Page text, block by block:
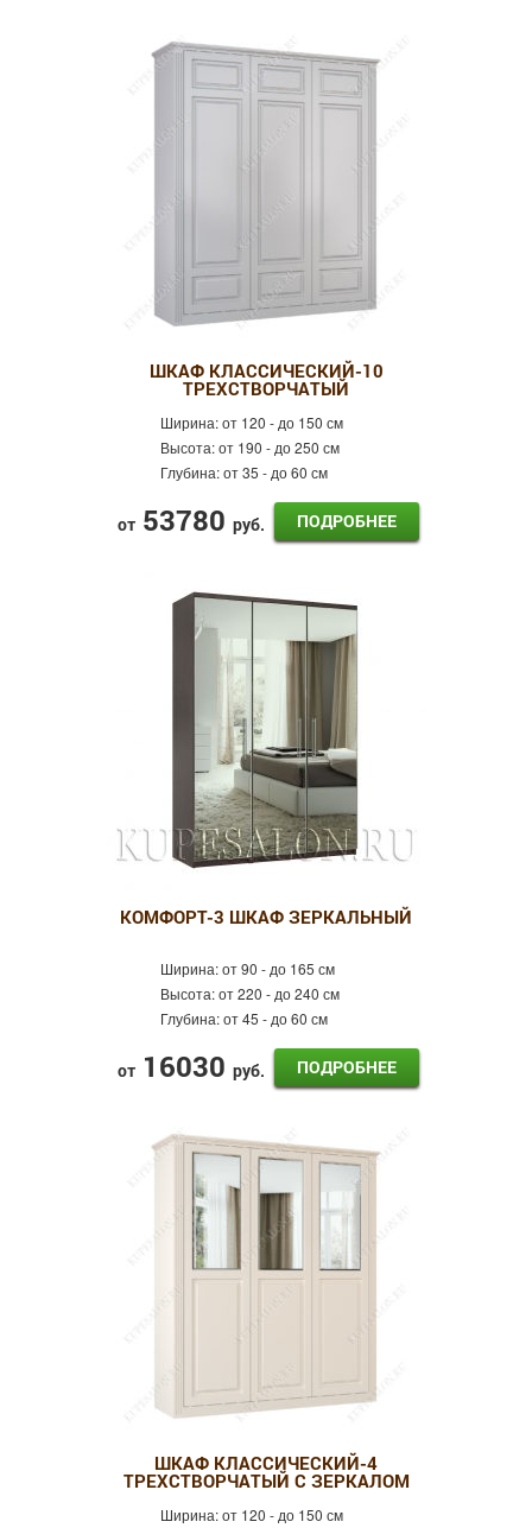
ШКАФ КЛАССИЧЕСКИЙ-10
ТРЕХСТВОРЧАТЫЙ
Ширина:от 120 - до 150 см
Высота:от 190 - до 250 см
Глубина:от 35 - до 60 см
от 53780 руб. ПОДРОБНЕЕ
КОМФОРТ-3 ШКАФ ЗЕРКАЛЬНЫЙ
Ширина:от 90 - до 165 см
Высота:от 220 - до 240 см
Глубина:от 45 - до 60 см
от 16030 руб. ПОДРОБНЕЕ
ШКАФ КЛАССИЧЕСКИЙ-4
ТРЕХСТВОРЧАТЫЙ С ЗЕРКАЛОМ
Ширина:от 120 - до 150 см